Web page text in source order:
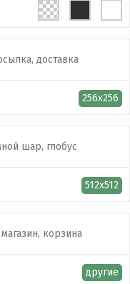
256x256
512x512
другие